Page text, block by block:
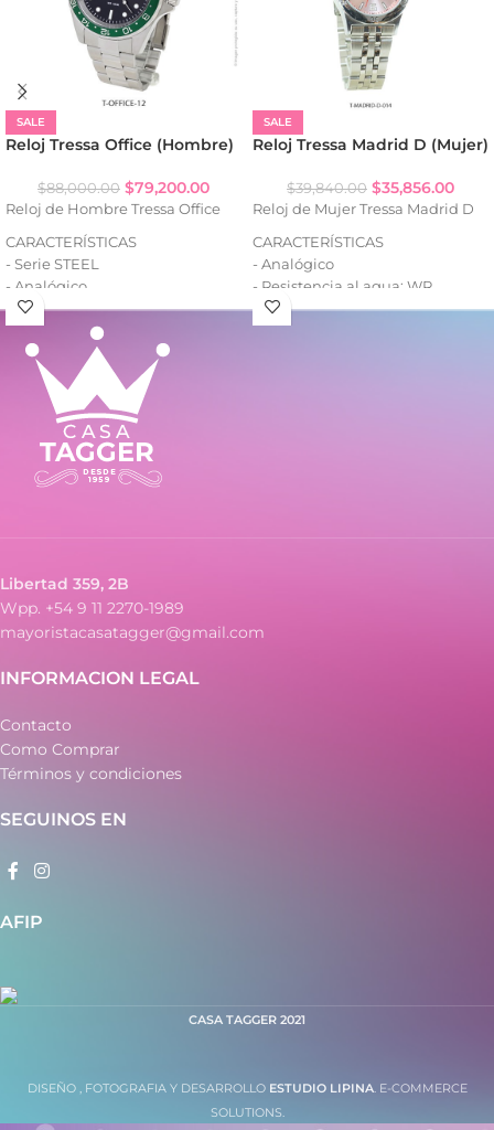
SALE
Reloj Tressa Office (Hombre)
$88,000.00 $79,200.00
Reloj de Hombre Tressa Office
CARACTERÍSTICAS
- Serie STEEL
- Analógico
- Resistencia al agua: WR100
- Fecha (con lupa)
- Caja de acero
- Malla de acero
SALE
Reloj Tressa Madrid D (Mujer)
$39,840.00 $35,856.00
Reloj de Mujer Tressa Madrid D
CARACTERÍSTICAS
- Analógico
- Resistencia al agua: WR
- Caja de metal
- Malla de metal
Libertad 359, 2B
Wpp. +54 9 11 2270-1989
mayoristacasatagger@gmail.com
INFORMACION LEGAL
Contacto
Como Comprar
Términos y condiciones
SEGUINOS EN
AFIP
CASA TAGGER 2021
DISEÑO , FOTOGRAFIA Y DESARROLLO ESTUDIO LIPINA. E-COMMERCE
SOLUTIONS.